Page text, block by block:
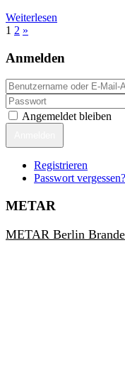
Weiterlesen
1 2 »
Anmelden
Angemeldet bleiben
Registrieren
Passwort vergessen?
METAR
METAR Berlin